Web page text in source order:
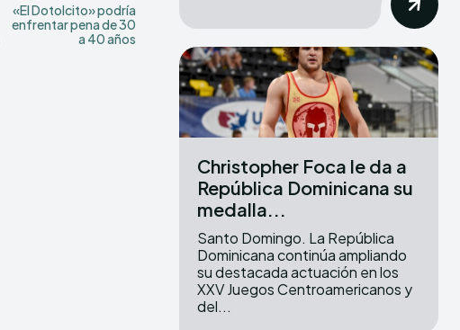
«El Dotolcito» podría
enfrentar pena de 30
a 40 años
Christopher Foca le da a
República Dominicana su
medalla...
Santo Domingo. La República
Dominicana continúa ampliando
su destacada actuación en los
XXV Juegos Centroamericanos y
del...